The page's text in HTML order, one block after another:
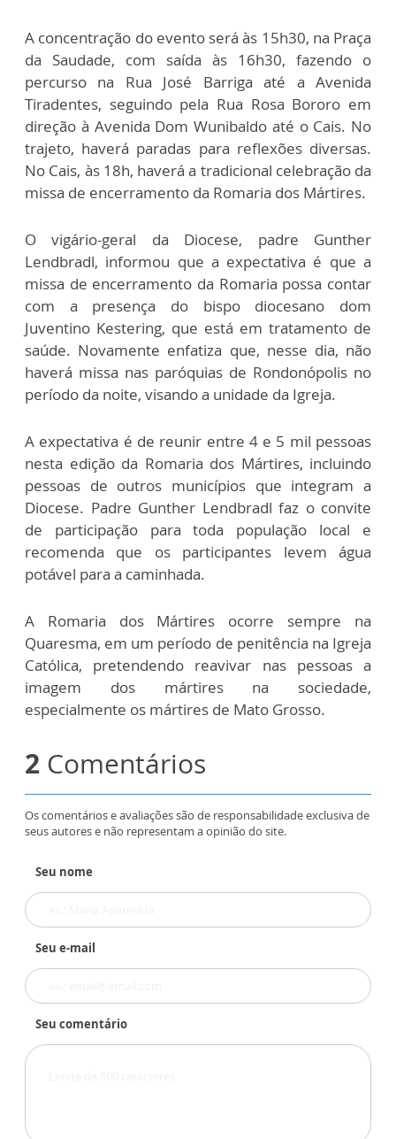
A concentração do evento será às 15h30, na Praça
da Saudade, com saída às 16h30, fazendo o
percurso na Rua José Barriga até a Avenida
Tiradentes, seguindo pela Rua Rosa Bororo em
direção à Avenida Dom Wunibaldo até o Cais. No
trajeto, haverá paradas para reflexões diversas.
No Cais, às 18h, haverá a tradicional celebração da
missa de encerramento da Romaria dos Mártires.
O vigário-geral da Diocese, padre Gunther
Lendbradl, informou que a expectativa é que a
missa de encerramento da Romaria possa contar
com a presença do bispo diocesano dom
Juventino Kestering, que está em tratamento de
saúde. Novamente enfatiza que, nesse dia, não
haverá missa nas paróquias de Rondonópolis no
período da noite, visando a unidade da Igreja.
A expectativa é de reunir entre 4 e 5 mil pessoas
nesta edição da Romaria dos Mártires, incluindo
pessoas de outros municípios que integram a
Diocese. Padre Gunther Lendbradl faz o convite
de participação para toda população local e
recomenda que os participantes levem água
potável para a caminhada.
A Romaria dos Mártires ocorre sempre na
Quaresma, em um período de penitência na Igreja
Católica, pretendendo reavivar nas pessoas a
imagem dos mártires na sociedade,
especialmente os mártires de Mato Grosso.
2 Comentários
Os comentários e avaliações são de responsabilidade exclusiva de
seus autores e não representam a opinião do site.
Seu nome
Seu e-mail
Seu comentário